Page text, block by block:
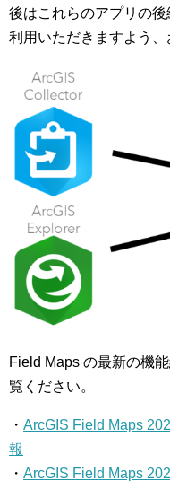
後はこれらのアプリの後
利用いただきますよう、
Field Maps の最新の機
覧ください。
・ ArcGIS Field Maps
報
・ ArcGIS Field Maps